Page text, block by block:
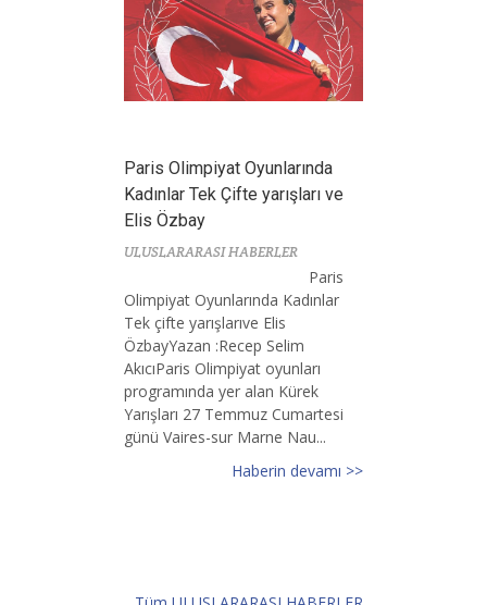
Paris Olimpiyat Oyunlarında
Kadınlar Tek Çifte yarışları ve
Elis Özbay
ULUSLARARASI HABERLER
Paris
Olimpiyat Oyunlarında Kadınlar
Tek çifte yarışlarıve Elis
ÖzbayYazan :Recep Selim
AkıcıParis Olimpiyat oyunları
programında yer alan Kürek
Yarışları 27 Temmuz Cumartesi
günü Vaires-sur Marne Nau...
Haberin devamı >>